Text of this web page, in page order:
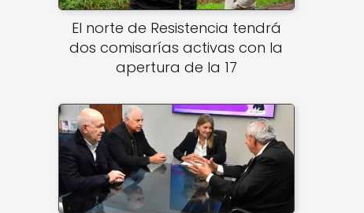
El norte de Resistencia tendrá
dos comisarías activas con la
apertura de la 17